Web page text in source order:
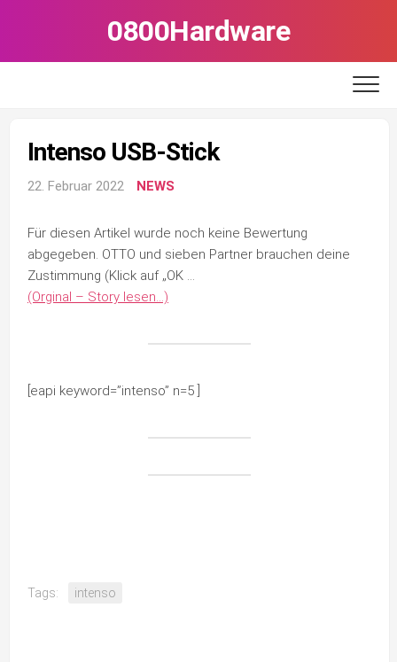
0800Hardware
Intenso USB-Stick
22. Februar 2022 NEWS
Für diesen Artikel wurde noch keine Bewertung
abgegeben. OTTO und sieben Partner brauchen deine
Zustimmung (Klick auf „OK …
(Orginal – Story lesen…)
[eapi keyword=”intenso” n=5 ]
Tags: intenso